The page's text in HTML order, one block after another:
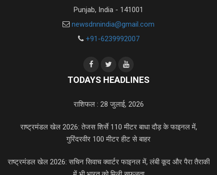
Punjab, India - 141001
newsdnnindia@gmail.com
+91-6239992007
TODAYS HEADLINES
राशिफल : 28 जुलाई, 2026
राष्ट्रमंडल खेल 2026: तेजस शिर्से 110 मीटर बाधा दौड़ के फाइनल में,
गुरिंदरवीर 100 मीटर हीट से बाहर
राष्ट्रमंडल खेल 2026: सचिन सिवाच क्वार्टर फाइनल में, लंबी कूद और पैरा तैराकी